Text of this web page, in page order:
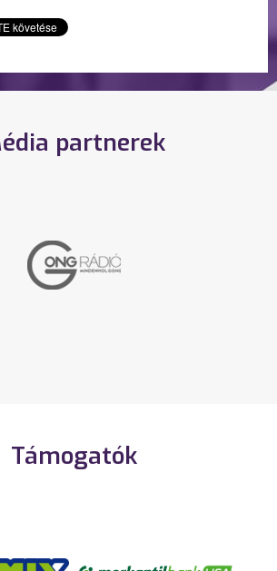
partnerek
Támogatók